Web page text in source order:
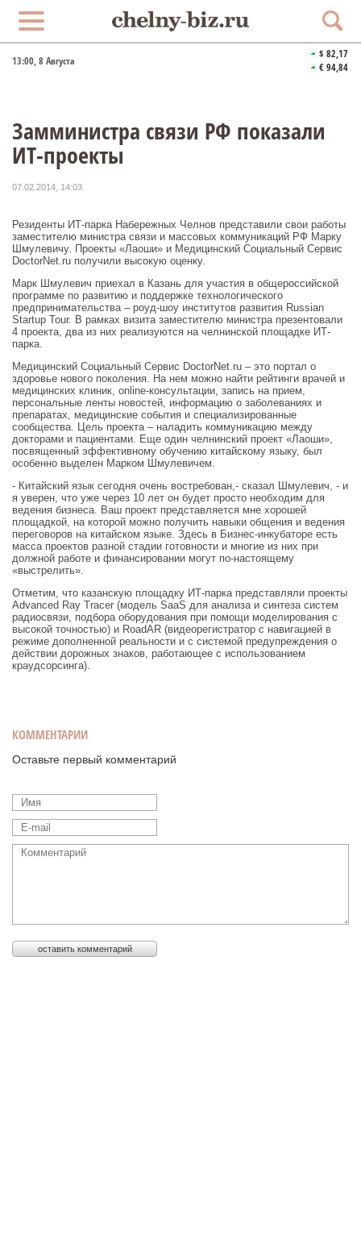
13:00, 8 Августа
$ 82,17
€ 94,84
Замминистра связи РФ показали
ИТ-проекты
07.02.2014, 14:03
Резиденты ИТ-парка Набережных Челнов представили свои работы
заместителю министра связи и массовых коммуникаций РФ Марку
Шмулевичу. Проекты «Лаоши» и Медицинский Социальный Сервис
DoctorNet.ru получили высокую оценку.
Марк Шмулевич приехал в Казань для участия в общероссийской
программе по развитию и поддержке технологического
предпринимательства – роуд-шоу институтов развития Russian
Startup Tour. В рамках визита заместителю министра презентовали
4 проекта, два из них реализуются на челнинской площадке ИТ-
парка.
Медицинский Социальный Сервис DoctorNet.ru – это портал о
здоровье нового поколения. На нем можно найти рейтинги врачей и
медицинских клиник, online-консультации, запись на прием,
персональные ленты новостей, информацию о заболеваниях и
препаратах, медицинские события и специализированные
сообщества. Цель проекта – наладить коммуникацию между
докторами и пациентами. Еще один челнинский проект «Лаоши»,
посвященный эффективному обучению китайскому языку, был
особенно выделен Марком Шмулевичем.
- Китайский язык сегодня очень востребован,- сказал Шмулевич, - и
я уверен, что уже через 10 лет он будет просто необходим для
ведения бизнеса. Ваш проект представляется мне хорошей
площадкой, на которой можно получить навыки общения и ведения
переговоров на китайском языке. Здесь в Бизнес-инкубаторе есть
масса проектов разной стадии готовности и многие из них при
должной работе и финансировании могут по-настоящему
«выстрелить».
Отметим, что казанскую площадку ИТ-парка представляли проекты
Advanced Ray Tracer (модель SaaS для анализа и синтеза систем
радиосвязи, подбора оборудования при помощи моделирования с
высокой точностью) и RoadAR (видеорегистратор с навигацией в
режиме дополненной реальности и с системой предупреждения о
действии дорожных знаков, работающее с использованием
краудсорсинга).
КОММЕНТАРИИ
Оставьте первый комментарий